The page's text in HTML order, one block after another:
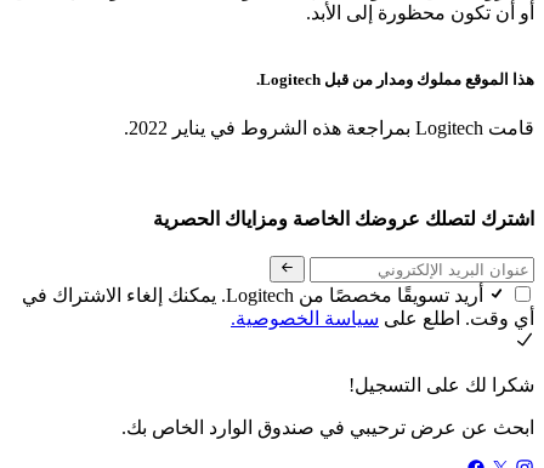
أو أن تكون محظورة إلى الأبد.
هذا الموقع مملوك ومدار من قبل Logitech.
قامت Logitech بمراجعة هذه الشروط في يناير 2022.
اشترك لتصلك عروضك الخاصة ومزاياك الحصرية
أريد تسويقًا مخصصًا من Logitech. يمكنك إلغاء الاشتراك في
أي وقت. اطلع على سياسة الخصوصية.
شكرا لك على التسجيل!
ابحث عن عرض ترحيبي في صندوق الوارد الخاص بك.